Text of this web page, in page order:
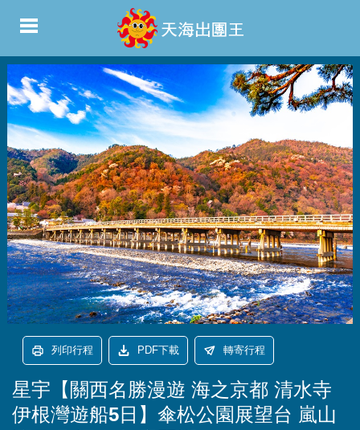
列印行程 PDF下載 轉寄行程
星宇【關西名勝漫遊 海之京都 清水寺
伊根灣遊船5日】傘松公園展望台 嵐山